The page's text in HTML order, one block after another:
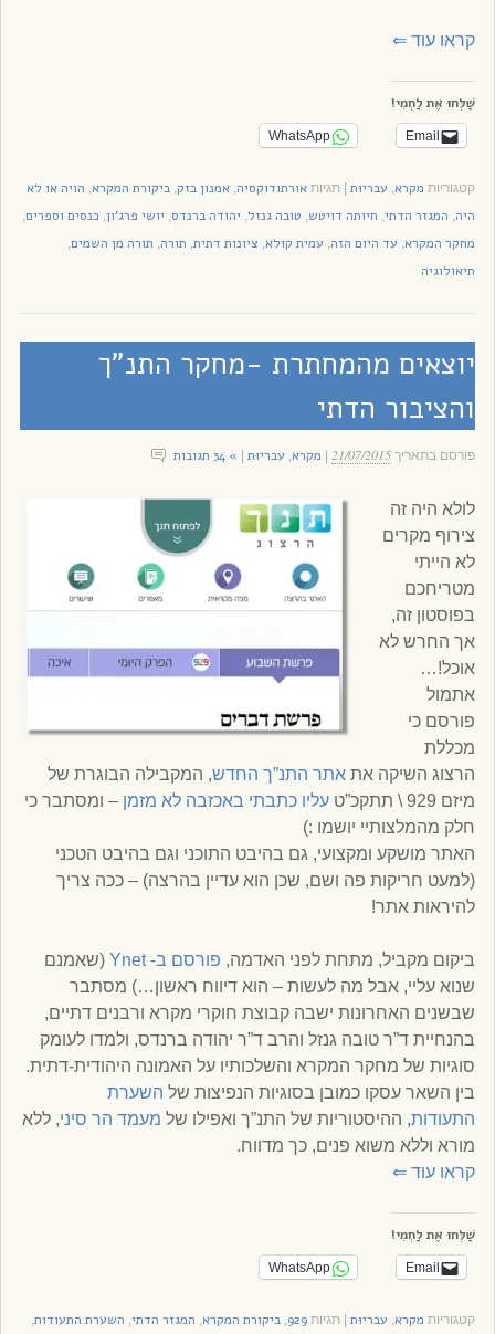
קראו עוד⇐
שַׁלְּחוּ אֶת לַחְמִי!
Email
WhatsApp
קטגוריות מקרא, עבריוּת |תגיותאורתודוקסיה,אמנון בזק,ביקורת המקרא, הויה או לא
היה, המגזר הדתי, חיותה דויטש, טובה גנזל, יהודה ברנדס, יושי פרג'ון, כנסים וספרים,
מחקר המקרא, עד היום הזה, עמית קולא, ציונות דתית, תורה, תורה מן השמים,
תיאולוגיה
יוצאים מהמחתרת -מחקר התנ”ך
והציבור הדתי
פורסם בתאריך21/07/2015 מקרא, עבריוּת » 34 תגובות
לולא היה זה
צירוף מקרים
לא הייתי
מטריחכם
בפוסטון זה,
אך החרש לא
אוכל!…
אתמול
פורסם כי
מכללת
הרצוג השיקה אתאתר התנ”ך החדש, המקבילה הבוגרת של
מיזם 929 \ תתקכ”ט
עליו כתבתי באכזבה לא מזמן – ומסתבר כי
חלק מהמלצותיי יושמו :)
האתר מושקע ומקצועי, גם בהיבט התוכני וגם בהיבט הטכני
(למעט חריקות פה ושם, שכן הוא עדיין בהרצה) – ככה צריך
להיראות אתר!
ביקום מקביל, מתחת לפני האדמה, פורסם ב- Ynet
(שאמנם
שנוא עליי, אבל מה לעשות – הוא דיווח ראשון…) מסתבר
שבשנים האחרונות ישבה קבוצת חוקרי מקרא ורבנים דתיים,
בהנחיית ד”ר טובה גנזל והרב ד”ר יהודה ברנדס, ולמדו לעומק
סוגיות של מחקר המקרא והשלכותיו על האמונה היהודית-דתית.
בין השאר עסקו כמובן בסוגיות הנפיצות של השערת
התעודות, ההיסטוריות של התנ”ך ואפילו של מעמד הר סיני, ללא
מורא וללא משוא פנים, כך מדווח.
קראו עוד⇐
שַׁלְּחוּ אֶת לַחְמִי!
Email
WhatsApp
קטגוריות מקרא, עבריוּת |תגיות929
,ביקורת המקרא, המגזר הדתי, השערת התעודות,